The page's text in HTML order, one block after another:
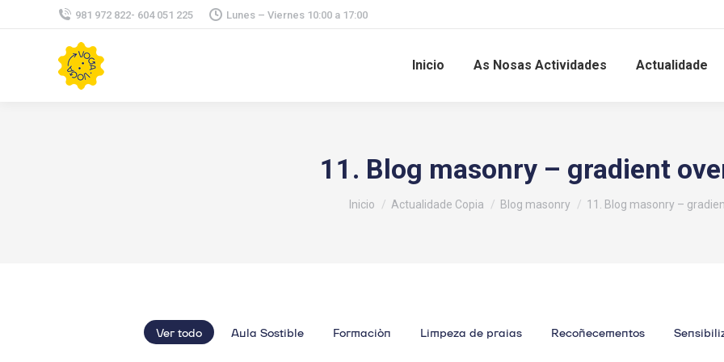
981 972 822- 604 051 225 Lunes – Viernes 10:00 a 17:00
Inicio As Nosas Actividades Actualidade
11. Blog masonry – gradient
Estás aquí:
Inicio Actualidade Copia Blog masonry 11. Blog masonry –
Ver todo Aula Sostible Formación Limpeza de praias Recoñecementos